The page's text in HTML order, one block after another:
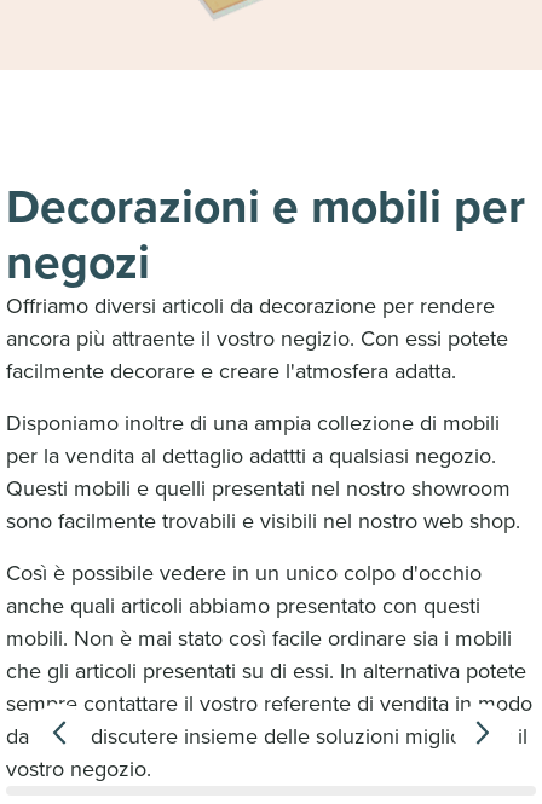
Decorazioni e mobili per
negozi
Offriamo diversi articoli da decorazione per rendere
ancora più attraente il vostro negizio. Con essi potete
facilmente decorare e creare l'atmosfera adatta.
Disponiamo inoltre di una ampia collezione di mobili
per la vendita al dettaglio adattti a qualsiasi negozio.
Questi mobili e quelli presentati nel nostro showroom
sono facilmente trovabili e visibili nel nostro web shop.
Così è possibile vedere in un unico colpo d'occhio
anche quali articoli abbiamo presentato con questi
mobili. Non è mai stato così facile ordinare sia i mobili
che gli articoli presentati su di essi. In alternativa potete
sempre contattare il vostro referente di vendita in modo
da poter discutere insieme delle soluzioni migliori per il
vostro negozio.